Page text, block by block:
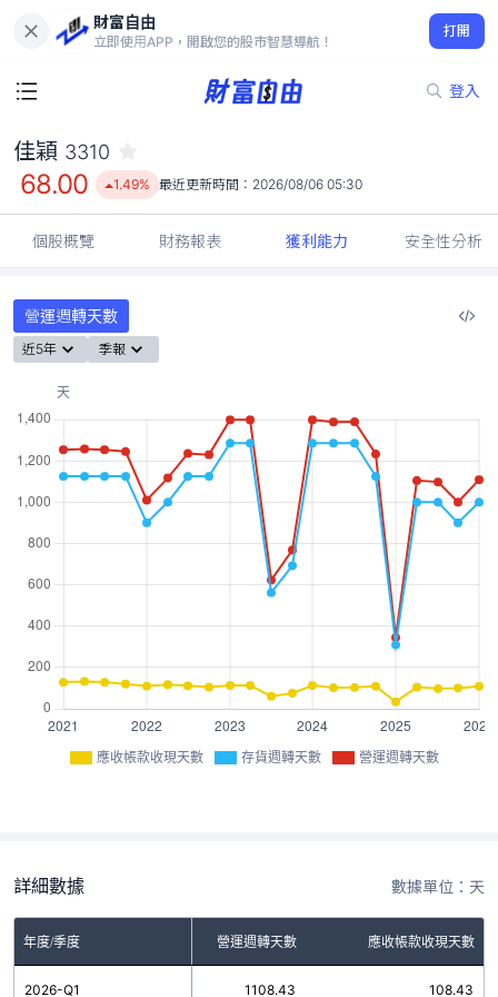
財富自由
立即使用APP，開啟您的股市智慧導航！
打開
登入
68.00
1.49%
佳穎 3310
68.00 1.49% 最近更新時間： 2026/08/06 05:30
個股概覽 財務報表 獲利能力 安全性分析
營運週轉天數
近5年 季報
應收帳款收現天數 存貨週轉天數 營運週轉天數
詳細數據 數據單位：天
年度/季度
存貨週轉天數 營運週轉天數 應收帳款收現天數
2026-Q11000.00 1108.43 108.43